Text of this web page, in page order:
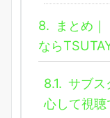
8. まとめ
なら
8.1. サブス
心して視聴